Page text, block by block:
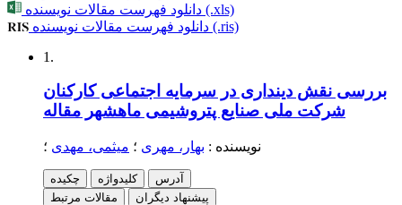
دانلود فهرست مقالات نویسنده (.xls)
دانلود فهرست مقالات نویسنده (.ris)
1.
بررسی نقش دینداری در سرمایه اجتماعی کارکنان
شرکت ملی صنایع پتروشیمی ماهشهر مقاله
نویسنده : بهار، مهری ؛ میثمی، مهدی ؛
چکیده کلیدواژه
آدرس
مقالات مرتبط
پیشنهاد دیگران